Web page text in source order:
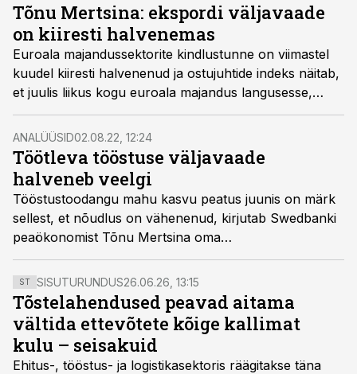
Tõnu Mertsina: ekspordi väljavaade
on kiiresti halvenemas
Euroala majandussektorite kindlustunne on viimastel
kuudel kiiresti halvenenud ja ostujuhtide indeks näitab,
et juulis liikus kogu euroala majandus langusesse,
kirjutab Swedbanki peaökonomist Tõnu Mertsina.
ANALÜÜSID02.08.22, 12:24
Töötleva tööstuse väljavaade
halveneb veelgi
Tööstustoodangu mahu kasvu peatus juunis on märk
sellest, et nõudlus on vähenenud, kirjutab Swedbanki
peaökonomist Tõnu Mertsina oma
majanduskommentaaris. Väljavaade halveneb veelgi!
ST SISUTURUNDUS26.06.26, 13:15
Tõstelahendused peavad aitama
vältida ettevõtete kõige kallimat
kulu – seisakuid
Ehitus-, tööstus- ja logistikasektoris räägitakse täna